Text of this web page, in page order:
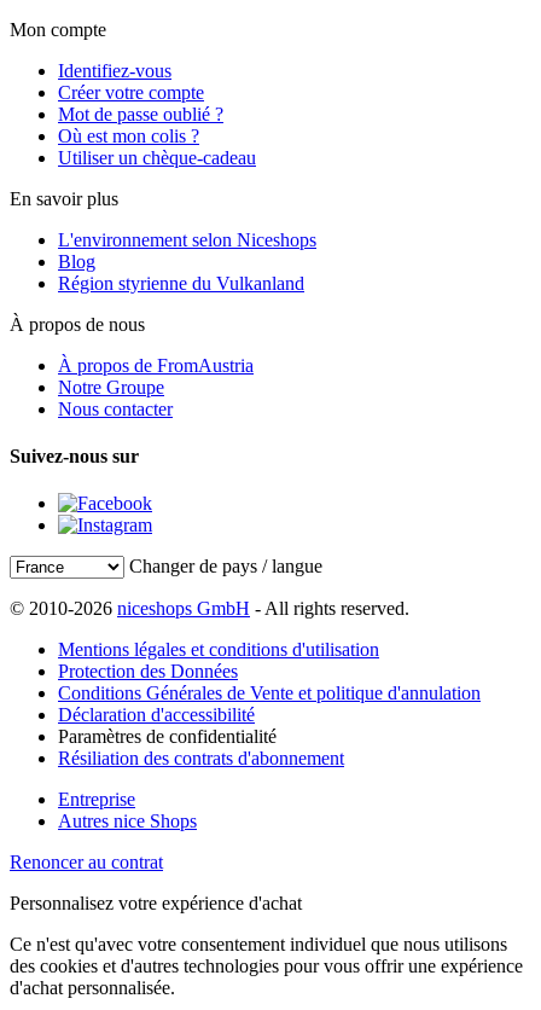
Mon compte
Identifiez-vous
Créer votre compte
Mot de passe oublié ?
Où est mon colis ?
Utiliser un chèque-cadeau
En savoir plus
L'environnement selon Niceshops
Blog
Région styrienne du Vulkanland
À propos de nous
À propos de FromAustria
Notre Groupe
Nous contacter
Suivez-nous sur
Changer de pays / langue
© 2010-2026 niceshops GmbH - All rights reserved.
Mentions légales et conditions d'utilisation
Protection des Données
Conditions Générales de Vente et politique d'annulation
Déclaration d'accessibilité
Paramètres de confidentialité
Résiliation des contrats d'abonnement
Entreprise
Autres nice Shops
Renoncer au contrat
Personnalisez votre expérience d'achat
Ce n'est qu'avec votre consentement individuel que nous utilisons
des cookies et d'autres technologies pour vous offrir une expérience
d'achat personnalisée.